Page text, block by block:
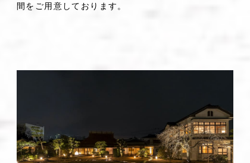
間をご用意しております。